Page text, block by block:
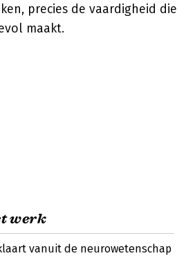
precies de vaardigheid die
maakt.
werk
vanuit de neurowetenschap